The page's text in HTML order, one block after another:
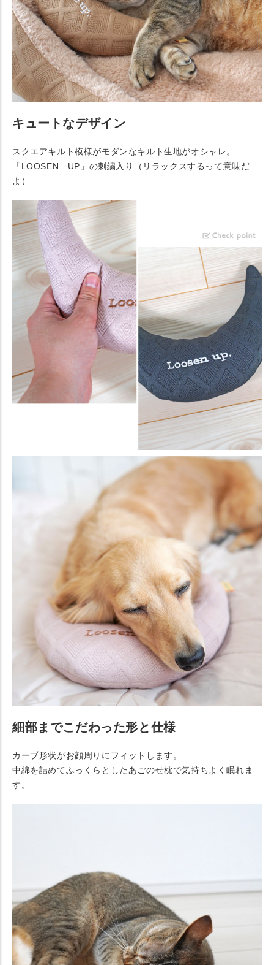
キュートなデザイン
スクエアキルト模様がモダンなキルト生地がオシャレ。
「LOOSEN UP」の刺繍入り（リラックスするって意味だ
よ）
細部までこだわった形と仕様
カーブ形状がお顔周りにフィットします。
中綿を詰めてふっくらとしたあごのせ枕で気持ちよく眠れま
す。